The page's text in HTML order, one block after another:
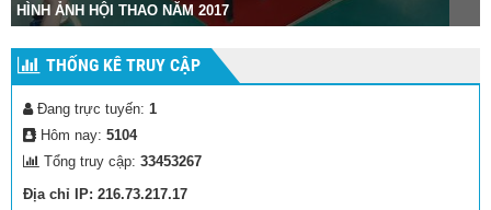
HÌNH ẢNH HỘI THAO NĂM 2017
THỐNG KÊ TRUY CẬP
Đang trực tuyến: 1
Hôm nay: 5104
Tổng truy cập: 33453267
Địa chỉ IP: 216.73.217.17